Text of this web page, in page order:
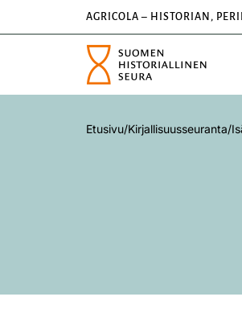
AGRICOLA – HISTORIAN,
Etusivu/Kirjallisuusseuranta/